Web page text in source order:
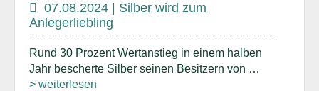
07.08.2024 | Silber wird zum
Anlegerliebling
Rund 30 Prozent Wertanstieg in einem halben
Jahr bescherte Silber seinen Besitzern von …
> weiterlesen